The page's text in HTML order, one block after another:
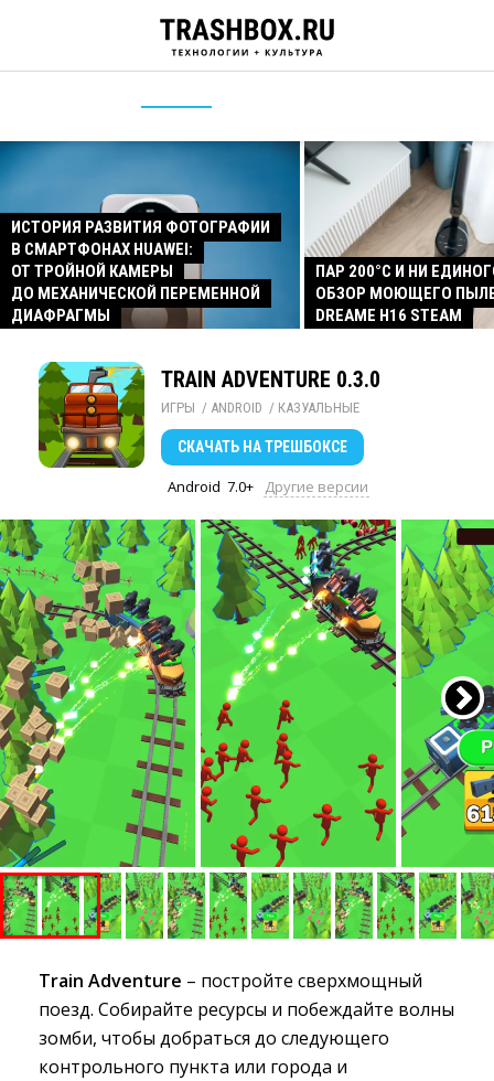
ИСТОРИЯ РАЗВИТИЯ ФОТОГРАФИИ
В СМАРТФОНАХ HUAWEI:
ОТ ТРОЙНОЙ КАМЕРЫ
ДО МЕХАНИЧЕСКОЙ ПЕРЕМЕННОЙ
ДИАФРАГМЫ
ПАР 200°C И НИ
ОБЗОР МОЮЩЕГО
DREAME H16 STEAM
TRAIN ADVENTURE 0.3.0
ИГРЫ / ANDROID / КАЗУАЛЬНЫЕ
СКАЧАТЬ НА ТРЕШБОКСЕ
Android 7.0+ Другие версии
Train Adventure – постройте сверхмощный
поезд. Собирайте ресурсы и побеждайте волны
зомби, чтобы добраться до следующего
контрольного пункта или города и